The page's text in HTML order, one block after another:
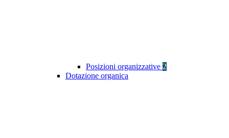
Posizioni organizzative 2
Dotazione organica